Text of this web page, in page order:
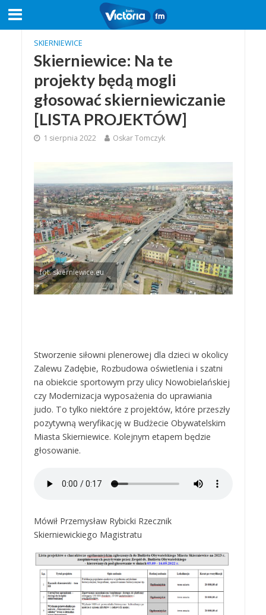
SKIERNIEWICE
Skierniewice: Na te
projekty będą mogli
głosować skierniewiczanie
[LISTA PROJEKTÓW]
1 sierpnia 2022 Oskar Tomczyk
fot. skierniewice.eu
Stworzenie siłowni plenerowej dla dzieci w okolicy
Zalewu Zadębie, Rozbudowa oświetlenia i szatni
na obiekcie sportowym przy ulicy Nowobielańskiej
czy Modernizacja wyposażenia do uprawiania
judo. To tylko niektóre z projektów, które przeszły
pozytywną weryfikację w Budżecie Obywatelskim
Miasta Skierniewice. Kolejnym etapem będzie
głosowanie.
Mówił Przemysław Rybicki Rzecznik
Skierniewickiego Magistratu